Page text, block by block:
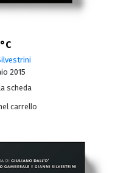
2015
scheda
carrello